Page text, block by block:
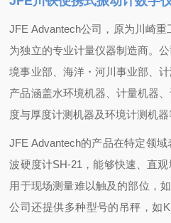
‌JFE Advantech公司‌，原为川崎
为独立的专业计量仪器制造商。
境事业部、海洋・河川事业部、
产品涵盖水环境机器、计量机器
度与厚度计测机器及环境计测机器
JFE Advantech的产品在特定领
波硬度计SH-21，能够快速、直
用于现场测量难以触及的部位，
公司还提供多种型号的吊秤，如